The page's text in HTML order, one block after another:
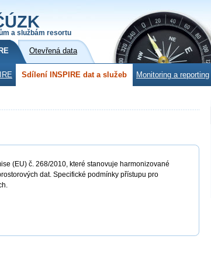
a službám resortu
Otevřená data
Sdílení INSPIRE dat a služeb Monitoring a reporting
(EU) č. 268/2010, které stanovuje harmonizované
dat. Specifické podmínky přístupu pro